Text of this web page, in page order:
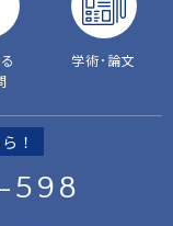
学術･論文
！
598